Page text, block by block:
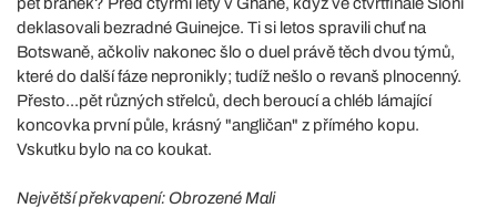
deklasovali bezradné Guinejce. Ti si letos spravili chuť na
Botswaně, ačkoliv nakonec šlo o duel právě těch dvou týmů,
které do další fáze nepronikly; tudíž nešlo o revanš plnocenný.
Přesto...pět různých střelců, dech beroucí a chléb lámající
koncovka první půle, krásný "angličan" z přímého kopu.
Vskutku bylo na co koukat.
Největší překvapení: Obrozené Mali